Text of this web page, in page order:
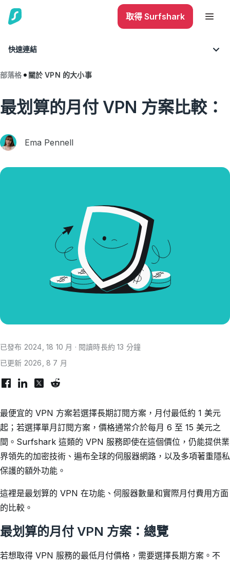
取得 Surfshark
快速連結
部落格 關於 VPN 的大小事
最划算的月付 VPN 方案比較：
Ema Pennell
已發布 2024, 18 10 月 · 閱讀時長約 13 分鐘
已更新 2026, 8 7 月
最便宜的 VPN 方案若選擇長期訂閱方案，月付最低約 1 美元
起；若選擇單月訂閱方案，價格通常介於每月 6 至 15 美元之
間。Surfshark 這類的 VPN 服務即使在這個價位，仍能提供業
界領先的加密技術、遍布全球的伺服器網路，以及多項著重隱私
保護的額外功能。
這裡是最划算的 VPN 在功能、伺服器數量和實際月付費用方面
的比較。
最划算的月付 VPN 方案：總覽
若想取得 VPN 服務的最低月付價格，需要選擇長期方案。不